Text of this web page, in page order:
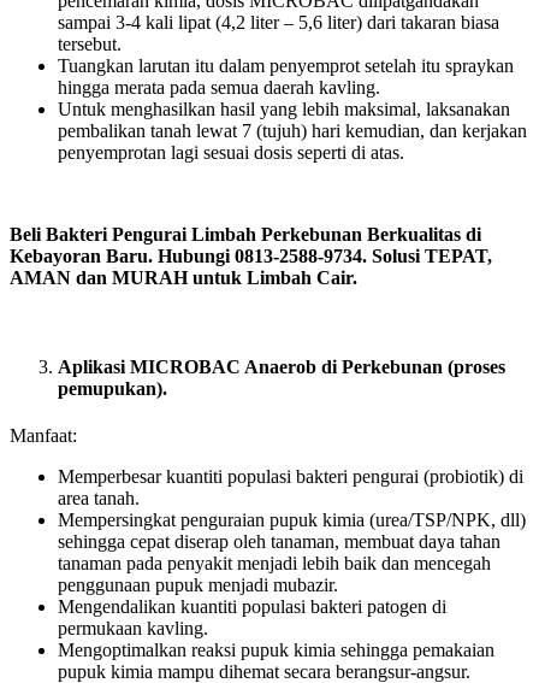
sampai 3-4 kali lipat (4,2 liter – 5,6 liter) dari takaran biasa
tersebut.
Tuangkan larutan itu dalam penyemprot setelah itu spraykan
hingga merata pada semua daerah kavling.
Untuk menghasilkan hasil yang lebih maksimal, laksanakan
pembalikan tanah lewat 7 (tujuh) hari kemudian, dan kerjakan
penyemprotan lagi sesuai dosis seperti di atas.
Beli Bakteri Pengurai Limbah Perkebunan Berkualitas di
Kebayoran Baru. Hubungi 0813-2588-9734. Solusi TEPAT,
AMAN dan MURAH untuk Limbah Cair.
Aplikasi MICROBAC Anaerob di Perkebunan (proses
pemupukan).
Manfaat:
Memperbesar kuantiti populasi bakteri pengurai (probiotik) di
area tanah.
Mempersingkat penguraian pupuk kimia (urea/TSP/NPK, dll)
sehingga cepat diserap oleh tanaman, membuat daya tahan
tanaman pada penyakit menjadi lebih baik dan mencegah
penggunaan pupuk menjadi mubazir.
Mengendalikan kuantiti populasi bakteri patogen di
permukaan kavling.
Mengoptimalkan reaksi pupuk kimia sehingga pemakaian
pupuk kimia mampu dihemat secara berangsur-angsur.